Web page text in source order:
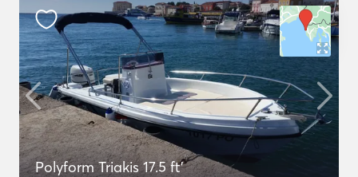
Polyform Triakis 17.5 ft'